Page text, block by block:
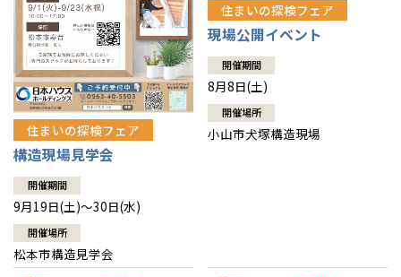
住まいの探検フェア
構造現場見学会
開催期間
9月19日(土)～30日(水)
開催場所
松本市構造見学会
住まいの探検フェア
現場公開イベント
開催期間
8月8日(土)
開催場所
小山市犬塚構造現場